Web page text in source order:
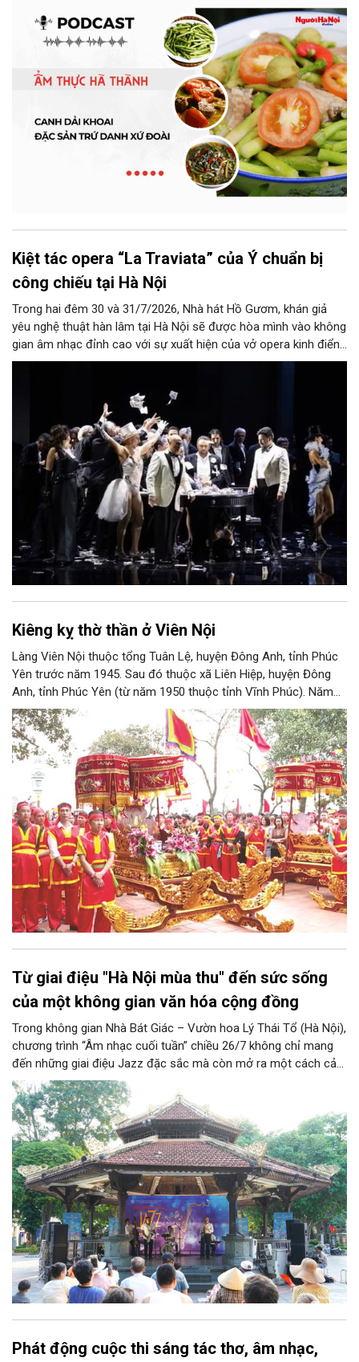
thức. Và canh dải khoai là một món ăn như thế.
Kiệt tác opera “La Traviata” của Ý chuẩn bị
công chiếu tại Hà Nội
Trong hai đêm 30 và 31/7/2026, Nhà hát Hồ Gươm, khán giả
yêu nghệ thuật hàn lâm tại Hà Nội sẽ được hòa mình vào không
gian âm nhạc đỉnh cao với sự xuất hiện của vở opera kinh điển
“La Traviata”.
Kiêng kỵ thờ thần ở Viên Nội
Làng Viên Nội thuộc tổng Tuân Lệ, huyện Đông Anh, tỉnh Phúc
Yên trước năm 1945. Sau đó thuộc xã Liên Hiệp, huyện Đông
Anh, tỉnh Phúc Yên (từ năm 1950 thuộc tỉnh Vĩnh Phúc). Năm
1961, làng được sáp nhập vào Hà Nội. Năm 1965, Viên Nội
thuộc xã Vân Nội; từ ngày 1/7/2025 thuộc xã Phúc Thịnh, Hà
Nội. Viên Nội thờ hai vị thần là Đống Băng và Uông Tá (thời
Hùng Vương thứ 18) cùng Diệu La công chúa, nữ tướng thời Hai
Bà Trưng.
Từ giai điệu "Hà Nội mùa thu" đến sức sống
của một không gian văn hóa cộng đồng
Trong không gian Nhà Bát Giác – Vườn hoa Lý Thái Tổ (Hà Nội),
chương trình “Âm nhạc cuối tuần” chiều 26/7 không chỉ mang
đến những giai điệu Jazz đặc sắc mà còn mở ra một cách cảm
nhận mới về Hà Nội. Điểm nhấn của chương trình là ca khúc “Hà
Nội mùa thu” của nhạc sĩ Vũ Thanh đã đưa hình ảnh Thủ đô
hiện lên bằng vẻ đẹp tinh tế, giàu chiều sâu văn hóa, qua đó
khẳng định vai trò của nghệ thuật trong việc kiến tạo không
gian văn hóa cộng đồng và lan tỏa những giá trị bền vững của
thành phố.
Phát động cuộc thi sáng tác thơ, âm nhạc,